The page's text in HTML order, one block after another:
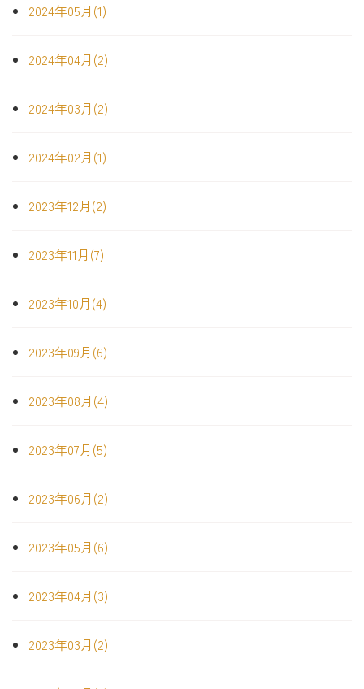
2024年05月(1)
2024年04月(2)
2024年03月(2)
2024年02月(1)
2023年12月(2)
2023年11月(7)
2023年10月(4)
2023年09月(6)
2023年08月(4)
2023年07月(5)
2023年06月(2)
2023年05月(6)
2023年04月(3)
2023年03月(2)